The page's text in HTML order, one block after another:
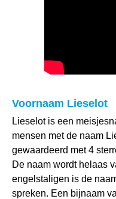
Voornaam Lieselot
Lieselot is een
mensen met de naam
gewaardeerd met 4
De naam wordt helaas
engelstaligen is de
spreken. Een bijnaam